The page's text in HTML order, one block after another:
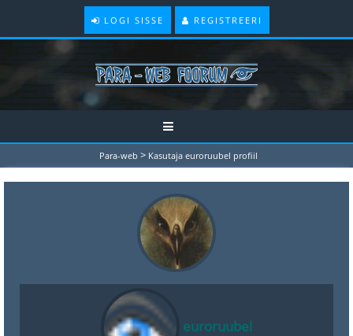
LOGI SISSE REGISTREERI
Para-web > Kasutaja euroruubel profiil
euroruubel